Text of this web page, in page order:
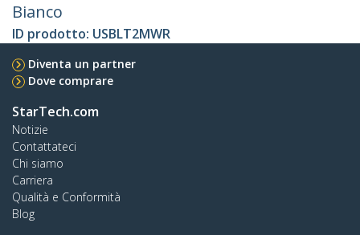
Bianco
ID prodotto: USBLT2MWR
Diventa un partner
Dove comprare
StarTech.com
Notizie
Contattateci
Chi siamo
Carriera
Qualità e Conformità
Blog